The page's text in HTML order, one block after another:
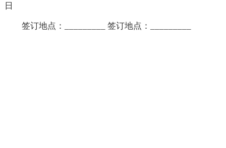
日
签订地点：_________ 签订地点：_________